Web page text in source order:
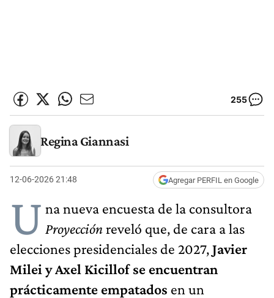
255
Regina Giannasi
12-06-2026 21:48 Agregar PERFIL en Google
U na nueva encuesta de la consultora
Proyecciónreveló que, de cara a las
elecciones presidenciales de 2027,Javier
Milei y Axel Kicillof se encuentran
prácticamente empatados en un